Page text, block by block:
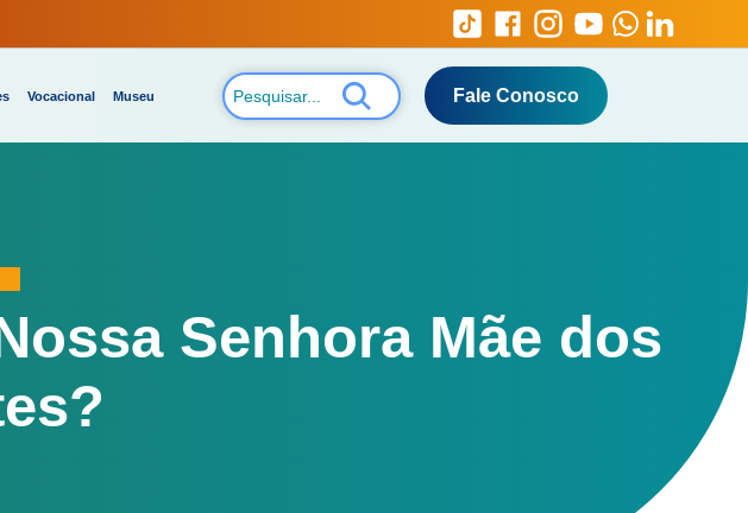
Vocacional Museu Fale Conosco
Senhora Mãe dos